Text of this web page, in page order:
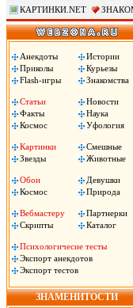
КАРТИНКИ.NET
Анекдоты
Истории
Приколы
Курьезы
Flash-игры
Знакомства
Статьи
Новости
Факты
Наука
Космос
Уфология
Картинки
Смешные
Звезды
Животные
Обои
Девушки
Космос
Природа
Вебмастеру
Партнерки
Скрипты
Каталог
Психологичесие тесты
Экспорт анекдотов
Экспорт тестов
ЗНАМЕНИТОСТИ